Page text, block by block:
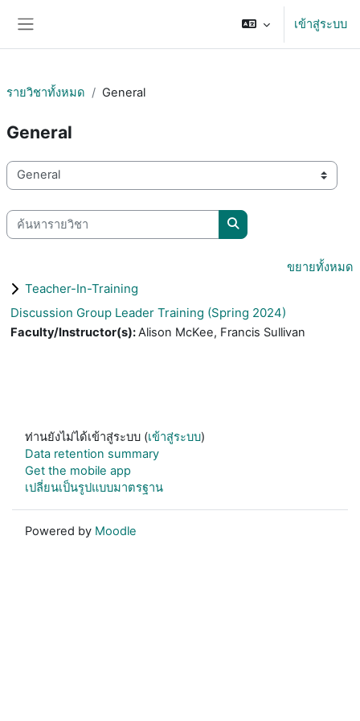
เข้าสู่ระบบ
รายวิชาทั้งหมด General
General
ประเภทของรายวิชา
ค้นหารายวิชา
ค้นหารายวิชา
ขยายทั้งหมด
Teacher-In-Training
Discussion Group Leader Training (Spring 2024)
Faculty/Instructor(s):Alison McKee, Francis Sullivan
ท่านยังไม่ได้เข้าสู่ระบบ (เข้าสู่ระบบ)
Data retention summary
Get the mobile app
เปลี่ยนเป็นรูปแบบมาตรฐาน
Powered by Moodle